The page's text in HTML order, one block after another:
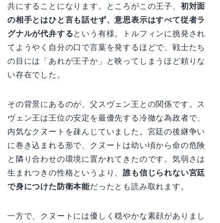
共にすることになります。ところがこの王子、 初対面
の相手とはひと言も話せず、意思表示はすべて従者ラ
グナルが代弁するという有様。トルフィンに挑発され
てようやく自分の口で言葉を発するほどで、戦士たち
の目には「あれが王子か」と映ってしまうほど頼りな
い存在でした。
その背景にあるのが、父スヴェン王との関係です。ス
ヴェン王は王位の安定を最優先する冷徹な為政者で、
内気なクヌートを疎んじていました。宮廷の後継争い
に巻き込まれる形で、クヌートは幼い頃から命の危険
と隣り合わせの環境に置かれてきたのです。気弱さは
生まれつきの性格というより、誰も信じられない宮廷
で身につけた防衛本能だったとも読み取れます。
一方で、クヌートには優しく穏やかな素顔がありまし